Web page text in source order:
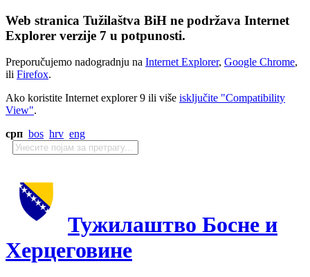
Web stranica Tužilaštva BiH ne podržava Internet
Explorer verzije 7 u potpunosti.
Preporučujemo nadogradnju na Internet Explorer, Google Chrome,
ili Firefox.
Ako koristite Internet explorer 9 ili više isključite "Compatibility
View".
срп bos hrv eng
Тужилаштво Босне и
Херцеговине